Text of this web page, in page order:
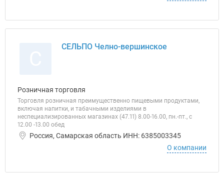
СЕЛЬПО Челно-вершинское
Розничная торговля
Торговля розничная преимущественно пищевыми продуктами,
включая напитки, и табачными изделиями в
неспециализированных магазинах (47.11) 8.00-16.00, пн.-пт., с
12.00 -13.00 обед
Россия, Самарская область ИНН: 6385003345
О компании